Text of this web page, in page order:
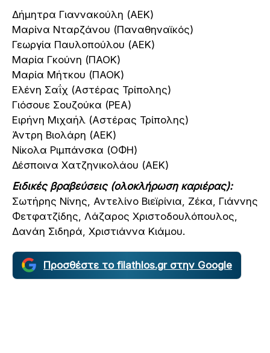
Δήμητρα Γιαννακούλη (ΑΕΚ)
Μαρίνα Νταρζάνου (Παναθηναϊκός)
Γεωργία Παυλοπούλου (ΑΕΚ)
Μαρία Γκούνη (ΠΑΟΚ)
Μαρία Μήτκου (ΠΑΟΚ)
Ελένη Σαΐχ (Αστέρας Τρίπολης)
Γιόσουε Σουζούκα (ΡΕΑ)
Ειρήνη Μιχαήλ (Αστέρας Τρίπολης)
Άντρη Βιολάρη (ΑΕΚ)
Νίκολα Ριμπάνσκα (ΟΦΗ)
Δέσποινα Χατζηνικολάου (ΑΕΚ)
Ειδικές βραβεύσεις (ολοκλήρωση καριέρας):
Σωτήρης Νίνης, Αντελίνο Βιεϊρίνια, Ζέκα, Γιάννης
Φετφατζίδης, Λάζαρος Χριστοδουλόπουλος,
Δανάη Σιδηρά, Χριστιάννα Κιάμου.
Προσθέστε το filathlos.gr στην Google